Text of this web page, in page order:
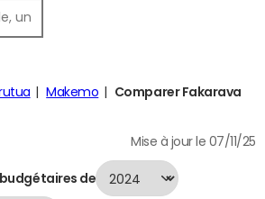
Makemo
Comparer Fakarava
Mise à jour le 07/11/25
de